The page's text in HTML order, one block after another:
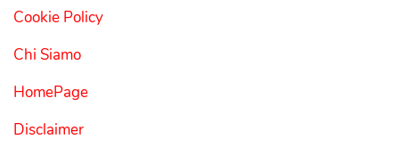
Cookie Policy
Chi Siamo
HomePage
Disclaimer